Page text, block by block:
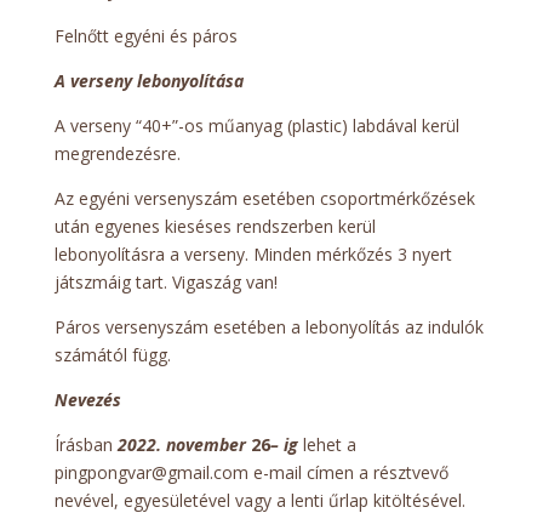
Felnőtt egyéni és páros
A verseny lebonyolítása
A verseny “40+”-os műanyag (plastic) labdával kerül
megrendezésre.
Az egyéni versenyszám esetében csoportmérkőzések
után egyenes kieséses rendszerben kerül
lebonyolításra a verseny. Minden mérkőzés 3 nyert
játszmáig tart. Vigaszág van!
Páros versenyszám esetében a lebonyolítás az indulók
számától függ.
Nevezés
Írásban 2022. november 26– iglehet a
pingpongvar@gmail.com e-mail címen a résztvevő
nevével, egyesületével vagy a lenti űrlap kitöltésével.